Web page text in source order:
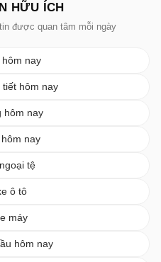
HỮU ÍCH
được quan tâm mỗi ngày
nay
hôm nay
hôm nay
nay
tệ
ô tô
máy
hôm nay